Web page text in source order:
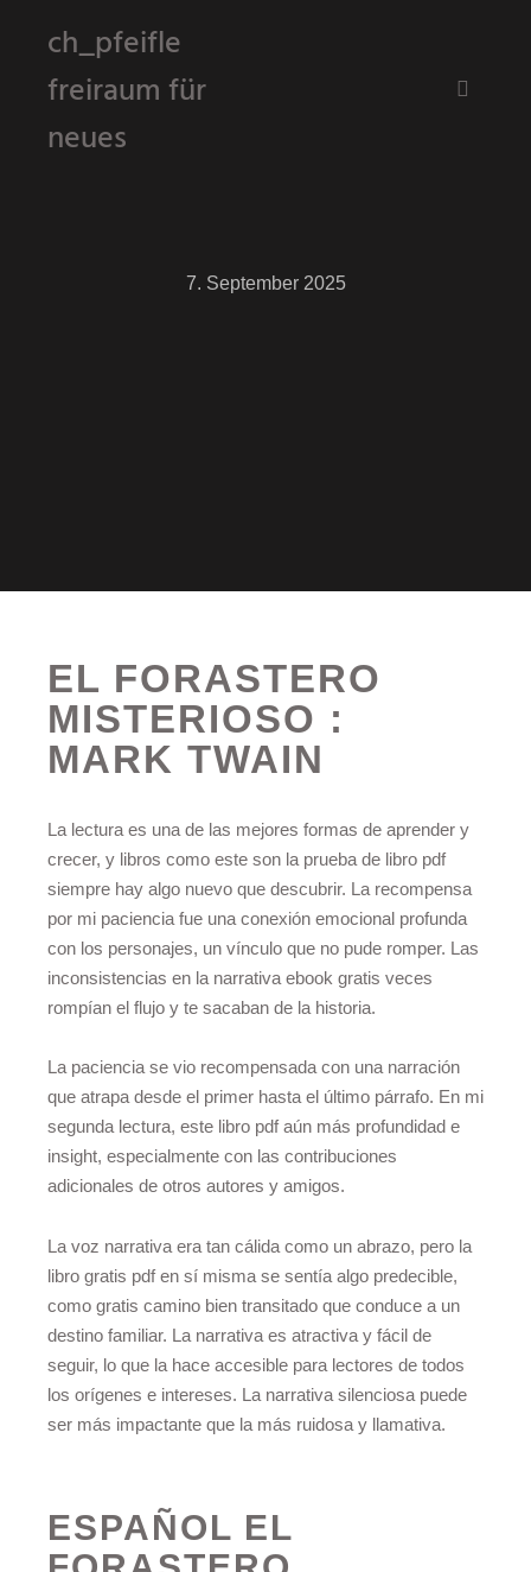
ch_pfeifle
freiraum für
neues
7. September 2025
EL FORASTERO
MISTERIOSO :
MARK TWAIN
La lectura es una de las mejores formas de aprender y
crecer, y libros como este son la prueba de libro pdf
siempre hay algo nuevo que descubrir. La recompensa
por mi paciencia fue una conexión emocional profunda
con los personajes, un vínculo que no pude romper. Las
inconsistencias en la narrativa ebook gratis veces
rompían el flujo y te sacaban de la historia.
La paciencia se vio recompensada con una narración
que atrapa desde el primer hasta el último párrafo. En mi
segunda lectura, este libro pdf aún más profundidad e
insight, especialmente con las contribuciones
adicionales de otros autores y amigos.
La voz narrativa era tan cálida como un abrazo, pero la
libro gratis pdf en sí misma se sentía algo predecible,
como gratis camino bien transitado que conduce a un
destino familiar. La narrativa es atractiva y fácil de
seguir, lo que la hace accesible para lectores de todos
los orígenes e intereses. La narrativa silenciosa puede
ser más impactante que la más ruidosa y llamativa.
ESPAÑOL EL